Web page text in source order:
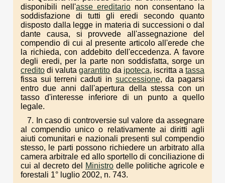
disponibili nell'asse ereditario non consentano la
soddisfazione di tutti gli eredi secondo quanto
disposto dalla legge in materia di successioni o dal
dante causa, si provvede all'assegnazione del
compendio di cui al presente articolo all'erede che
la richieda, con addebito dell'eccedenza. A favore
degli eredi, per la parte non soddisfatta, sorge un
credito di valutagarantito da ipoteca, iscritta a tassa
fissa sui terreni caduti in successione, da pagarsi
entro due anni dall'apertura della stessa con un
tasso d'interesse inferiore di un punto a quello
legale.
7. In caso di controversie sul valore da assegnare
al compendio unico o relativamente ai diritti agli
aiuti comunitari e nazionali presenti sul compendio
stesso, le parti possono richiedere un arbitrato alla
camera arbitrale ed allo sportello di conciliazione di
cui al decreto del
Ministro delle politiche agricole e
forestali 1° luglio 2002, n. 743.